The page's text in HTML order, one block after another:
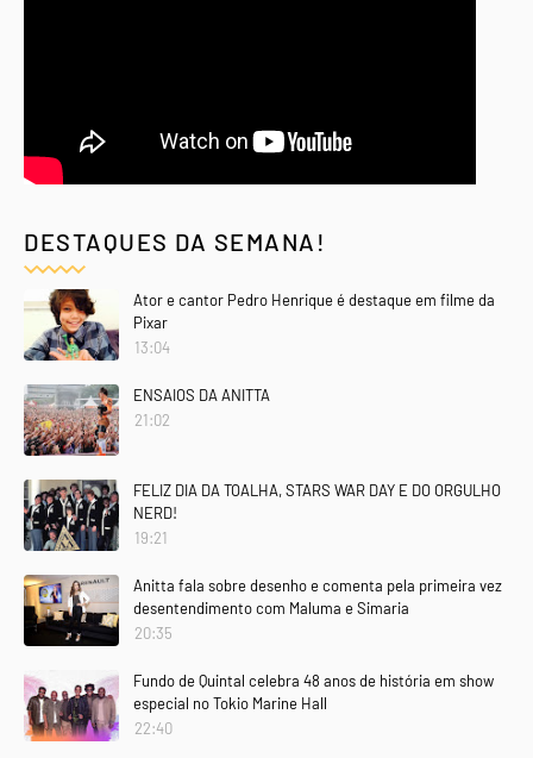
DESTAQUES DA SEMANA!
Ator e cantor Pedro Henrique é destaque em filme da
Pixar
13:04
ENSAIOS DA ANITTA
21:02
FELIZ DIA DA TOALHA, STARS WAR DAY E DO ORGULHO
NERD!
19:21
Anitta fala sobre desenho e comenta pela primeira vez
desentendimento com Maluma e Simaria
20:35
Fundo de Quintal celebra 48 anos de história em show
especial no Tokio Marine Hall
22:40